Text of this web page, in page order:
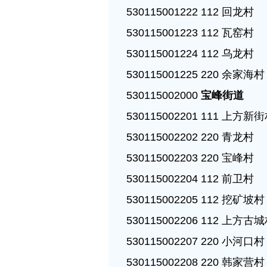
530115001222 112 回龙村
530115001223 112 瓦窑村
530115001224 112 乌龙村
530115001225 220 余家海村
530115002000 宝峰街道
530115002201 111 上方新街
530115002202 220 青龙村
530115002203 220 宝峰村
530115002204 112 前卫村
530115002205 112 挖矿坡村
530115002206 112 上方古城
530115002207 220 小河口村
530115002208 220 韩家营村